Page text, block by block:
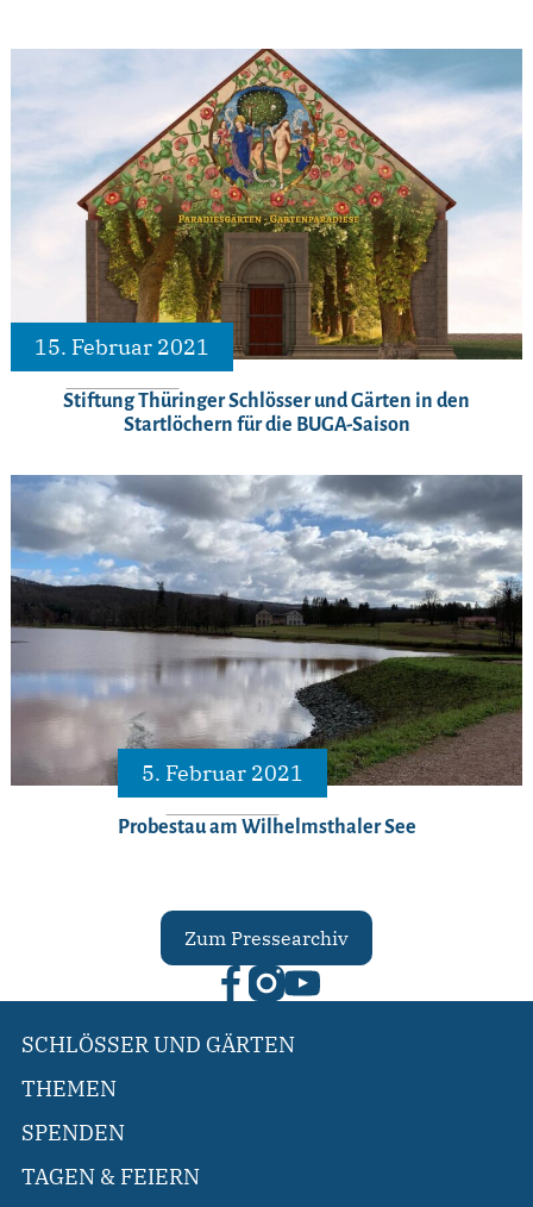
15. Februar 2021
Stiftung Thüringer Schlösser und Gärten in den
Startlöchern für die BUGA-Saison
5. Februar 2021
Probestau am Wilhelmsthaler See
Zum Pressearchiv
SCHLÖSSER UND GÄRTEN
THEMEN
SPENDEN
TAGEN & FEIERN